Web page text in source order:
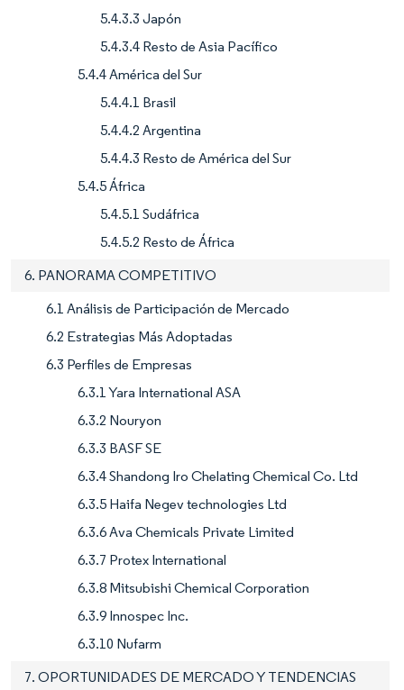
5.4.3.3 Japón
5.4.3.4 Resto de Asia Pacífico
5.4.4 América del Sur
5.4.4.1 Brasil
5.4.4.2 Argentina
5.4.4.3 Resto de América del Sur
5.4.5 África
5.4.5.1 Sudáfrica
5.4.5.2 Resto de África
6. PANORAMA COMPETITIVO
6.1 Análisis de Participación de Mercado
6.2 Estrategias Más Adoptadas
6.3 Perfiles de Empresas
6.3.1 Yara International ASA
6.3.2 Nouryon
6.3.3 BASF SE
6.3.4 Shandong Iro Chelating Chemical Co. Ltd
6.3.5 Haifa Negev technologies Ltd
6.3.6 Ava Chemicals Private Limited
6.3.7 Protex International
6.3.8 Mitsubishi Chemical Corporation
6.3.9 Innospec Inc.
6.3.10 Nufarm
7. OPORTUNIDADES DE MERCADO Y TENDENCIAS